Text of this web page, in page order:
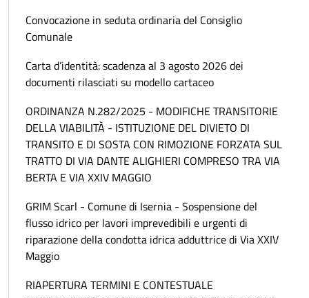
Convocazione in seduta ordinaria del Consiglio
Comunale
Carta d’identità: scadenza al 3 agosto 2026 dei
documenti rilasciati su modello cartaceo
ORDINANZA N.282/2025 - MODIFICHE TRANSITORIE
DELLA VIABILITÀ - ISTITUZIONE DEL DIVIETO DI
TRANSITO E DI SOSTA CON RIMOZIONE FORZATA SUL
TRATTO DI VIA DANTE ALIGHIERI COMPRESO TRA VIA
BERTA E VIA XXIV MAGGIO
GRIM Scarl - Comune di Isernia - Sospensione del
flusso idrico per lavori imprevedibili e urgenti di
riparazione della condotta idrica adduttrice di Via XXIV
Maggio
RIAPERTURA TERMINI E CONTESTUALE